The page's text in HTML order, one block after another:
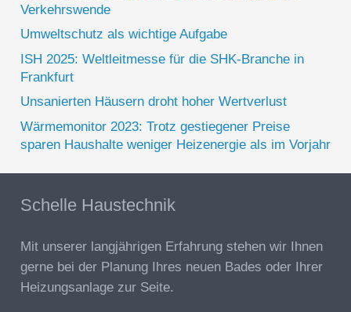
Verkehrswende
Umweltschutz als wichtige Aufgabe
ISH 2025: Weltleitmesse für die SHK-Branche in
Frankfurt
Unsanierten Häusern droht hoher Wertverlust
Wärmemonitor 2023: Trotz gestiegener Preise
sparen Haushalte weniger Heizenergie als im Vorjahr
Schelle Haustechnik
Mit unserer langjährigen Erfahrung stehen wir Ihnen
gerne bei der Planung Ihres neuen Bades oder Ihrer
Heizungsanlage zur Seite.